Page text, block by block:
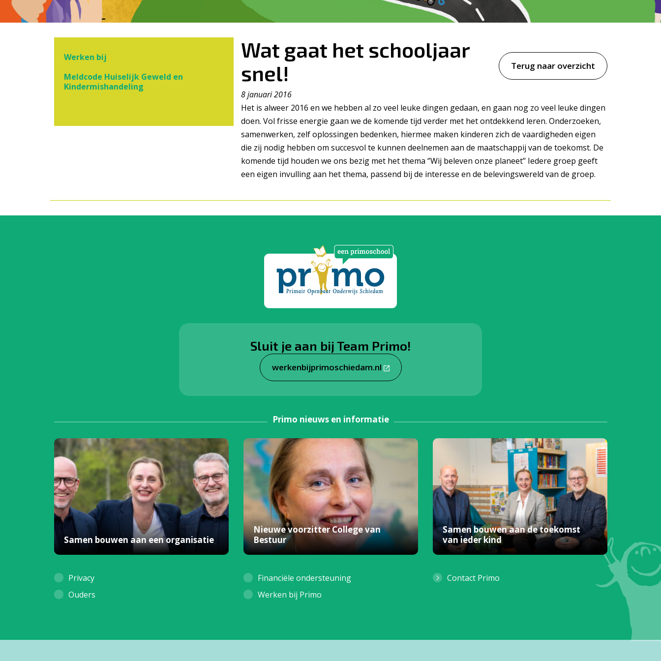
Werken bij
Meldcode Huiselijk Geweld en
Kindermishandeling
Terug naar overzicht
Wat gaat het schooljaar
snel!
8 januari 2016
Het is alweer 2016 en we hebben al zo veel leuke dingen gedaan, en gaan nog zo veel leuke dingen
doen. Vol frisse energie gaan we de komende tijd verder met het ontdekkend leren. Onderzoeken,
samenwerken, zelf oplossingen bedenken, hiermee maken kinderen zich de vaardigheden eigen
die zij nodig hebben om succesvol te kunnen deelnemen aan de maatschappij van de toekomst. De
komende tijd houden we ons bezig met het thema ‘’Wij beleven onze planeet’’Iedere groep geeft
een eigen invulling aan het thema, passend bij de interesse en de belevingswereld van de groep.
Sluit je aan bij Team Primo!
werkenbijprimoschiedam.nl
Primo nieuws en informatie
Samen bouwen aan een organisatie
Nieuwe voorzitter College van
Bestuur
Samen bouwen aan de toekomst
van ieder kind
Privacy
Ouders
Financiële ondersteuning
Werken bij Primo
Contact Primo